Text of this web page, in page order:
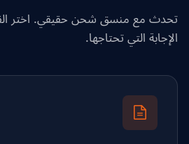
تحدث مع منسق شحن حقيقي. اختر
الإجابة التي تحتاجها.